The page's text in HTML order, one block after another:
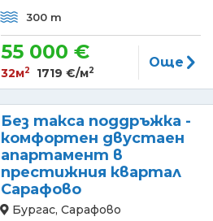
300 m
55 000 €
32м2 1719 €/м2
Още
Без такса поддръжка -
комфортен двустаен
апартамент в
престижния квартал
Сарафово
Бургас, Сарафово